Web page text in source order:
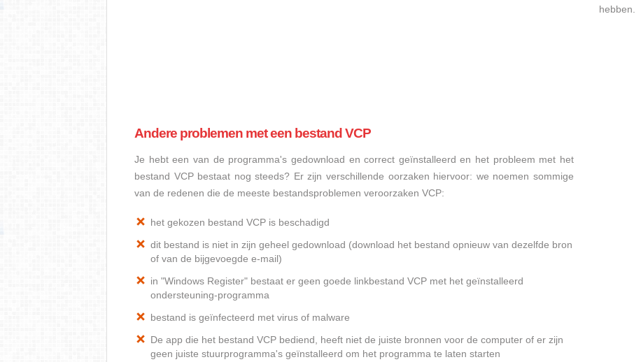
Andere problemen met een bestand VCP
Je hebt een van de programma's gedownload en correct geïnstalleerd en het probleem met het
bestand VCP bestaat nog steeds? Er zijn verschillende oorzaken hiervoor: we noemen sommige
van de redenen die de meeste bestandsproblemen veroorzaken VCP:
het gekozen bestand VCP is beschadigd
dit bestand is niet in zijn geheel gedownload (download het bestand opnieuw van dezelfde bron
of van de bijgevoegde e-mail)
in "Windows Register" bestaat er geen goede linkbestand VCP met het geïnstalleerd
ondersteuning-programma
bestand is geïnfecteerd met virus of malware
De app die het bestand VCP bediend, heeft niet de juiste bronnen voor de computer of er zijn
geen juiste stuurprogramma's geïnstalleerd om het programma te laten starten
hebben.